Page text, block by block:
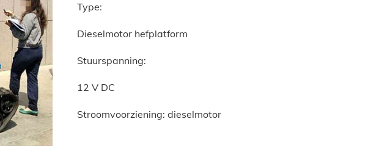
Type:
Dieselmotor hefplatform
Stuurspanning:
12 V DC
Stroomvoorziening: dieselmotor